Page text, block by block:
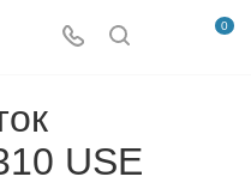
0
USE